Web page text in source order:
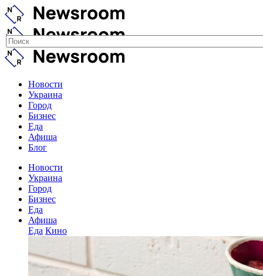
Новости
Украина
Город
Бизнес
Еда
Афиша
Блог
Новости
Украина
Город
Бизнес
Еда
Афиша
Еда Кино